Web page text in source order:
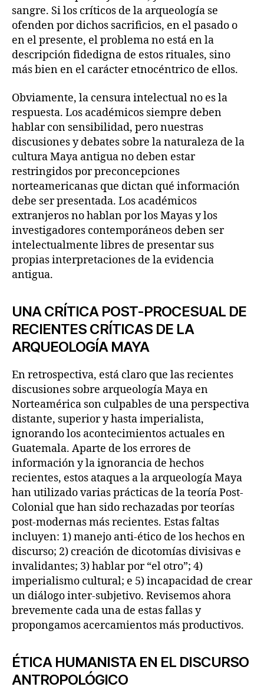
sangre. Si los críticos de la arqueología se
ofenden por dichos sacrificios, en el pasado o
en el presente, el problema no está en la
descripción fidedigna de estos rituales, sino
más bien en el carácter etnocéntrico de ellos.
Obviamente, la censura intelectual no es la
respuesta. Los académicos siempre deben
hablar con sensibilidad, pero nuestras
discusiones y debates sobre la naturaleza de la
cultura Maya antigua no deben estar
restringidos por preconcepciones
norteamericanas que dictan qué información
debe ser presentada. Los académicos
extranjeros no hablan por los Mayas y los
investigadores contemporáneos deben ser
intelectualmente libres de presentar sus
propias interpretaciones de la evidencia
antigua.
UNA CRÍTICA POST-PROCESUAL DE
RECIENTES CRÍTICAS DE LA
ARQUEOLOGÍA MAYA
En retrospectiva, está claro que las recientes
discusiones sobre arqueología Maya en
Norteamérica son culpables de una perspectiva
distante, superior y hasta imperialista,
ignorando los acontecimientos actuales en
Guatemala. Aparte de los errores de
información y la ignorancia de hechos
recientes, estos ataques a la arqueología Maya
han utilizado varias prácticas de la teoría Post-
Colonial que han sido rechazadas por teorías
post-modernas más recientes. Estas faltas
incluyen: 1) manejo anti-ético de los hechos en
discurso; 2) creación de dicotomías divisivas e
invalidantes; 3) hablar por “el otro”; 4)
imperialismo cultural; e 5) incapacidad de crear
un diálogo inter-subjetivo. Revisemos ahora
brevemente cada una de estas fallas y
propongamos acercamientos más productivos.
ÉTICA HUMANISTA EN EL DISCURSO
ANTROPOLÓGICO